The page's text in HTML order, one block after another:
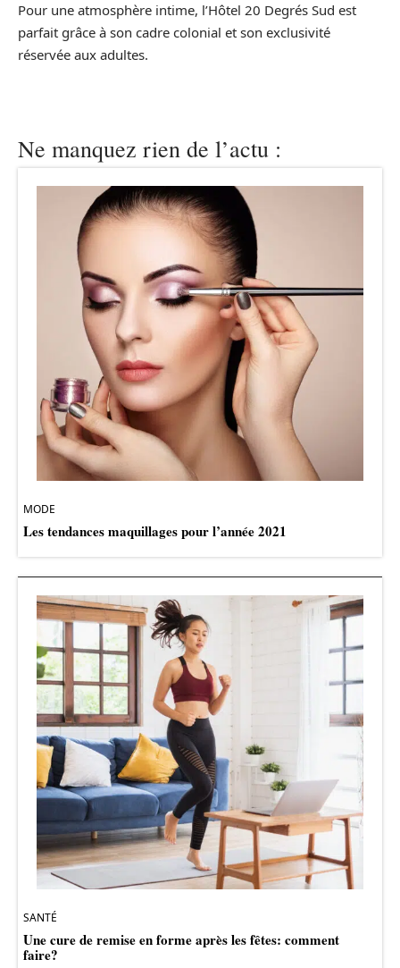
Pour une atmosphère intime, l’Hôtel 20 Degrés Sud est
parfait grâce à son cadre colonial et son exclusivité
réservée aux adultes.
Ne manquez rien de l’actu :
MODE
Les tendances maquillages pour l’année 2021
SANTÉ
Une cure de remise en forme après les fêtes: comment
faire?